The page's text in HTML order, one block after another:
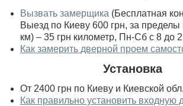
Вызвать замерщика (Бесплатная
Выезд по Киеву 600 грн, за пределы
км) – 35 грн километр, Пн-Сб с 8 до
Как замерить дверной проем
Установка
От 2400 грн по Киеву и Киевской
Как правильно установить входную